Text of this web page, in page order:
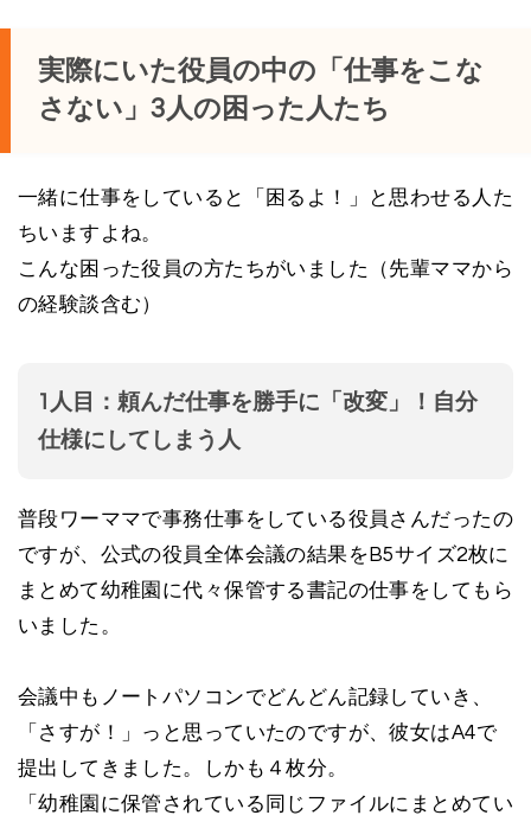
実際にいた役員の中の「仕事をこな
さない」3人の困った人たち
一緒に仕事をしていると「困るよ！」と思わせる人た
ちいますよね。
こんな困った役員の方たちがいました（先輩ママから
の経験談含む）
1人目：頼んだ仕事を勝手に「改変」！自分
仕様にしてしまう人
普段ワーママで事務仕事をしている役員さんだったの
ですが、公式の役員全体会議の結果をB5サイズ2枚に
まとめて幼稚園に代々保管する書記の仕事をしてもら
いました。
会議中もノートパソコンでどんどん記録していき、
「さすが！」っと思っていたのですが、彼女はA4で
提出してきました。しかも４枚分。
「幼稚園に保管されている同じファイルにまとめてい